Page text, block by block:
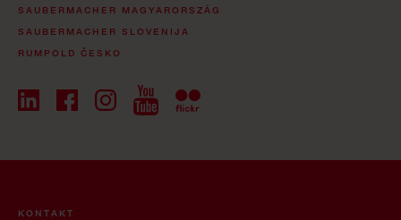
SAUBERMACHER MAGYARORSZÁG
SAUBERMACHER SLOVENIJA
RUMPOLD ČESKO
KONTAKT